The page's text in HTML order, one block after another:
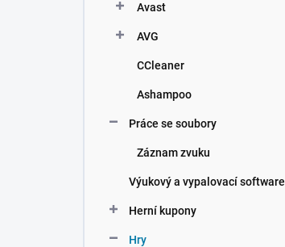
Avast
AVG
CCleaner
Ashampoo
Práce se soubory
Záznam zvuku
Výukový a vypalovací software
Herní kupony
Hry